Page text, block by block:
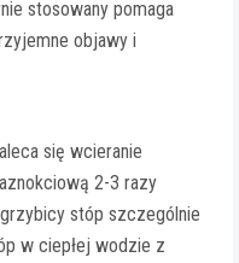
stosowany pomaga
objawy i
się wcieranie
2-3 razy
stóp szczególnie
w ciepłej wodzie z